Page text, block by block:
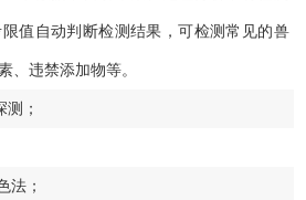
值自动判断检测结果，可检测常见的兽
、违禁添加物等。
；
法；